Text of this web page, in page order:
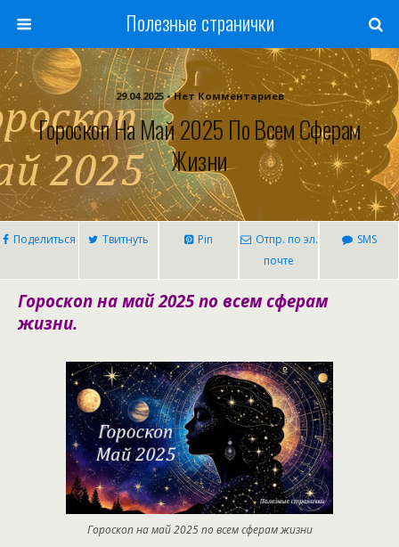
Полезные странички
29.04.2025 • Нет Комментариев
Гороскоп На Май 2025 По Всем Сферам
Жизни
Поделиться Твитнуть Pin
Отпр. по эл.
почте
SMS
Гороскоп на май 2025 по всем сферам
жизни.
Гороскоп на май 2025 по всем сферам жизни